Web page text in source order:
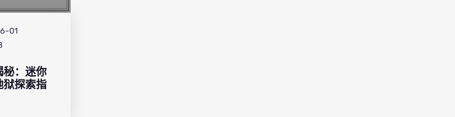
01
秘：迷你
狱探索指